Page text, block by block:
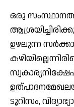
ഒരു
ഉഴലുന്ന
ടൂറിസം,